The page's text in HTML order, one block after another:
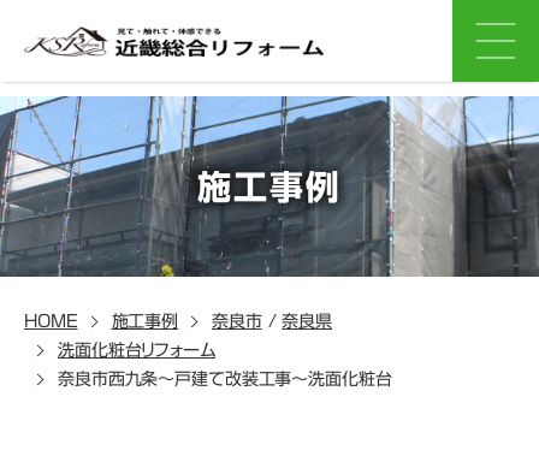
施工事例
HOME 施工事例 奈良市/奈良県
洗面化粧台リフォーム
奈良市西九条～戸建て改装工事～洗面化粧台